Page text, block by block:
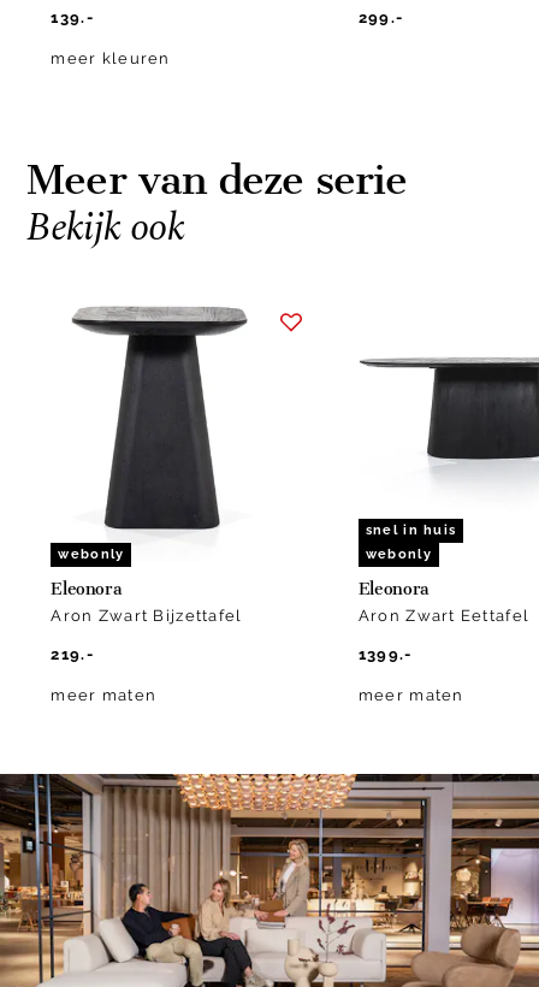
139.-
meer kleuren
299.-
Meer van deze serie
Bekijk ook
webonly
Eleonora
Aron Zwart Bijzettafel
219.-
meer maten
snel in huis
webonly
Eleonora
Aron Zwart Eettafel
1399.-
meer maten